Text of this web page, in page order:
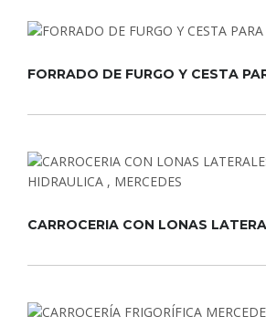
FORRADO DE FURGO Y CESTA
CARROCERIA CON LONAS